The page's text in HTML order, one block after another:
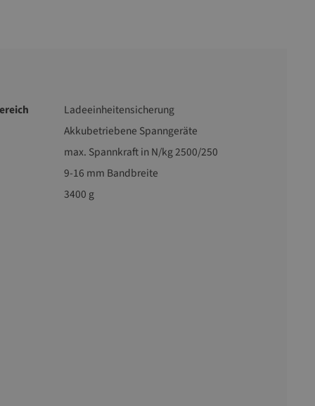
Ladeeinheitensicherung
Akkubetriebene Spanngeräte
max. Spannkraft in N/kg 2500/250
9-16 mm Bandbreite
3400 g